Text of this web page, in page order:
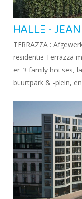
HALLE -
TERRAZZA :
residentie Terrazza
en 3 family houses,
buurtpark & -plein,